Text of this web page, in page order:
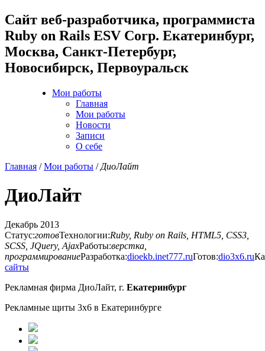
Cайт веб-разработчика, программиста
Ruby on Rails ESV Corp. Екатеринбург,
Москва, Санкт-Петербург,
Новосибирск, Первоуральск
Мои работы
Главная
Мои работы
Новости
Записи
О себе
Главная /Мои работы / ДиоЛайт
ДиоЛайт
Декабрь 2013
Статус:готовТехнологии:Ruby, Ruby on Rails, HTML5, CSS3,
SCSS, JQuery, AjaxРаботы:верстка,
программированиеРазработка:dioekb.inet777.ruГотов:dio3x6.ru
сайты
Рекламная фирма ДиоЛайт, г. Екатеринбург
Рекламные щиты 3x6 в Екатеринбурге